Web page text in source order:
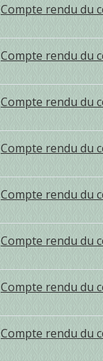
Compte rendu du
Compte rendu du
Compte rendu du
Compte rendu du
Compte rendu du
Compte rendu du
Compte rendu du
Compte rendu du